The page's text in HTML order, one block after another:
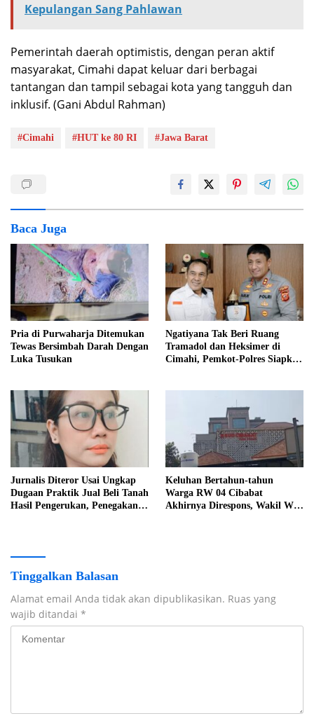
Kepulangan Sang Pahlawan
Pemerintah daerah optimistis, dengan peran aktif
masyarakat, Cimahi dapat keluar dari berbagai
tantangan dan tampil sebagai kota yang tangguh dan
inklusif. (Gani Abdul Rahman)
#Cimahi #HUT ke 80 RI #Jawa Barat
Baca Juga
Pria di Purwaharja Ditemukan
Tewas Bersimbah Darah Dengan
Luka Tusukan
Ngatiyana Tak Beri Ruang
Tramadol dan Heksimer di
Cimahi, Pemkot-Polres Siapkan
Jurnalis Diteror Usai Ungkap
Dugaan Praktik Jual Beli Tanah
Hasil Pengerukan, Penegakan
Keluhan Bertahun-tahun
Warga RW 04 Cibabat
Akhirnya Direspons, Wakil Wali
Tinggalkan Balasan
Alamat email Anda tidak akan dipublikasikan. Ruas yang
wajib ditandai *